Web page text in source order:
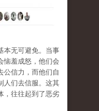
本无可避免。当事
恼羞成怒，他们会
公信力，而他们自
人们去信服。这其
，往往起到了恶劣